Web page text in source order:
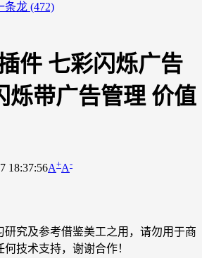
条龙 (472)
件 七彩闪烁广告
烁带广告管理 价值
18:37:56A+A-
研究及参考借鉴美工之用，请勿用于商
技术支持，谢谢合作！